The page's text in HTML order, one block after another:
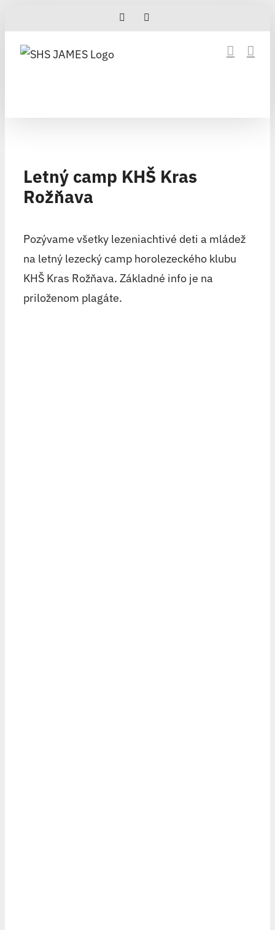
to
content
Facebook
Letný camp KHŠ Kras
Rožňava
Pozývame všetky lezeniachtivé deti a mládež
na letný lezecký camp horolezeckého klubu
KHŠ Kras Rožňava. Základné info je na
priloženom plagáte.